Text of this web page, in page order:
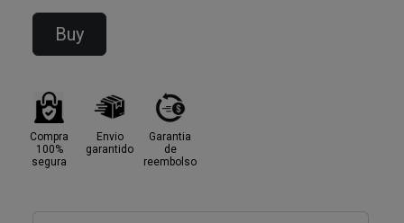
Buy
Compra
100%
segura
Envio
garantido
Garantia
de
reembolso